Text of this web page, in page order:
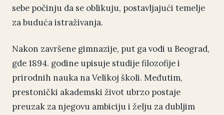
sebe počinju da se oblikuju, postavljajući temelje
za buduća istraživanja.
Nakon završene gimnazije, put ga vodi u Beograd,
gde 1894. godine upisuje studije filozofije i
prirodnih nauka na Velikoj školi. Međutim,
prestonički akademski život ubrzo postaje
preuzak za njegovu ambiciju i želju za dubljim